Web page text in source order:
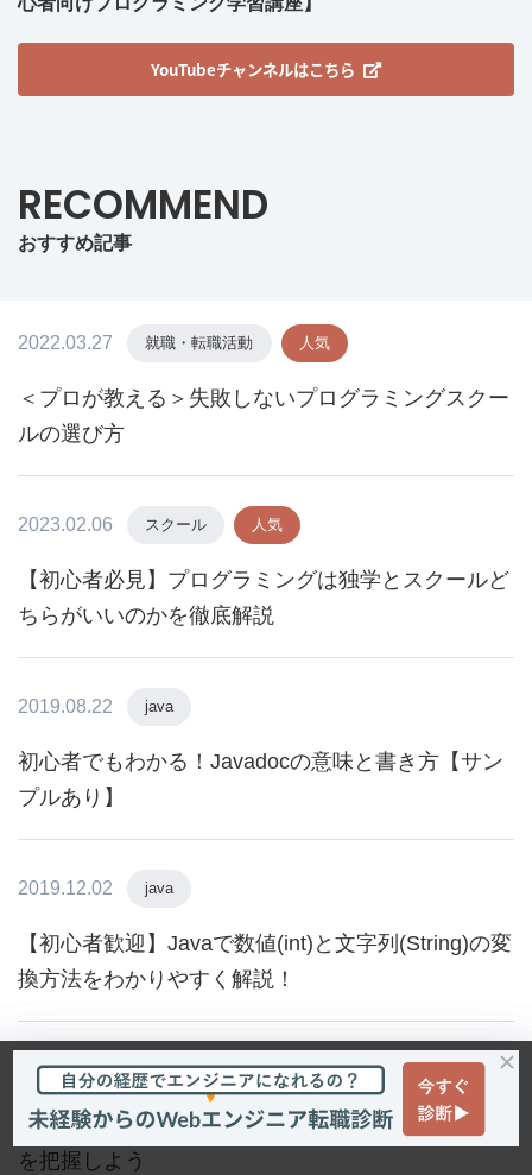
YouTubeチャンネルはこちら
RECOMMEND
おすすめ記事
2022.03.27 就職・転職活動 人気
＜プロが教える＞失敗しないプログラミングスクー
ルの選び方
2023.02.06 スクール 人気
【初心者必見】プログラミングは独学とスクールど
ちらがいいのかを徹底解説
2019.08.22 java
初心者でもわかる！Javadocの意味と書き方【サン
プルあり】
2019.12.02 java
【初心者歓迎】Javaで数値(int)と文字列(String)の変
換方法をわかりやすく解説！
2022.01.07 java
Javaのヒープサイズとは？メモリの確認・設定方法
を把握しよう